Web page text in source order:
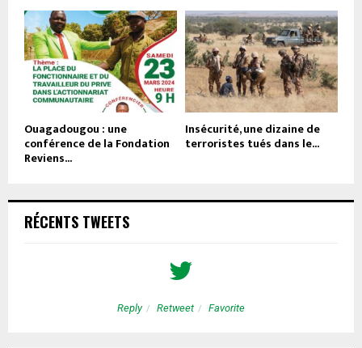
Ouagadougou : une
conférence de la Fondation
Reviens...
Insécurité, une dizaine de
terroristes tués dans le...
RÉCENTS TWEETS
Reply Retweet Favorite